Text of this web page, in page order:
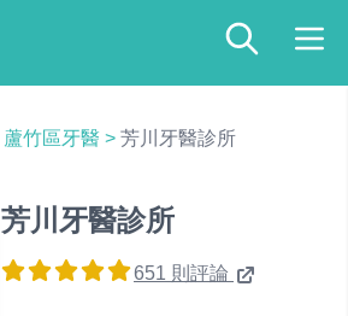
蘆竹區牙醫 > 芳川牙醫診所
芳川牙醫診所
651 則評論